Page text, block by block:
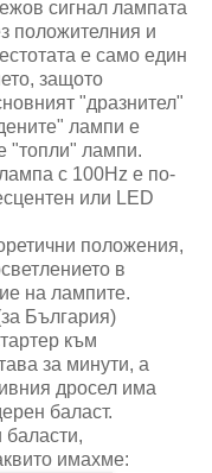
сигнал лампата
положителния и
е само един
защото
"дразнител"
лампи е
"топли" лампи.
с 100Hz е по-
или LED
положения,
в
на лампите.
България)
към
за минути, а
дросел има
баласт.
баласти,
имахме: